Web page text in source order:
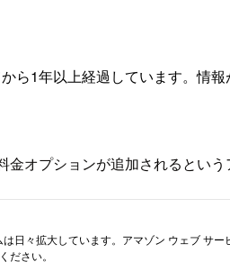
ら1年以上経過しています。情
オプションが追加されるという